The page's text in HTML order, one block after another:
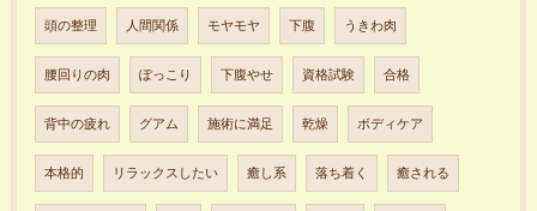
頭の整理 人間関係 モヤモヤ 下腹 うきわ肉
腰回りの肉 ぽっこり 下腹やせ 資格試験 合格
背中の疲れ グアム 施術に満足 乾燥 ボディケア
本格的 リラックスしたい 癒し系 落ち着く 癒される